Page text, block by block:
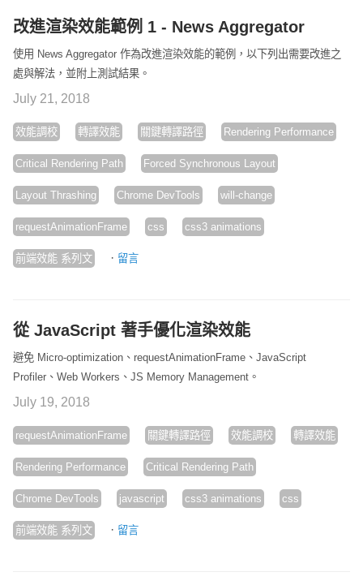
改進渲染效能範例 1 - News Aggregator
使用 News Aggregator 作為改進渲染效能的範例，以下列出需要改進之
處與解法，並附上測試結果。
July 21, 2018
效能調校 轉譯效能 關鍵轉譯路徑 Rendering Performance
Critical Rendering Path Forced Synchronous Layout
Layout Thrashing Chrome DevTools will-change
requestAnimationFrame css css3 animations
前端效能 系列文 · 留言
從 JavaScript 著手優化渲染效能
避免 Micro-optimization、requestAnimationFrame、JavaScript
Profiler、Web Workers、JS Memory Management。
July 19, 2018
requestAnimationFrame 關鍵轉譯路徑 效能調校 轉譯效能
Rendering Performance Critical Rendering Path
Chrome DevTools javascript css3 animations css
前端效能 系列文 · 留言